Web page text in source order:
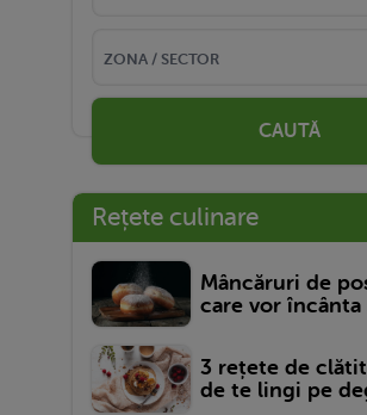
CAUTĂ
Rețete culinare
Mâncăruri de
care vor
3 rețete de
de te lingi pe